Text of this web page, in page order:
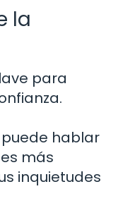
la
para
puede hablar
más
inquietudes